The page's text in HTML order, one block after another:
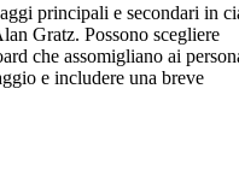
principali e secondari in
Gratz. Possono scegliere
che assomigliano ai
e includere una breve